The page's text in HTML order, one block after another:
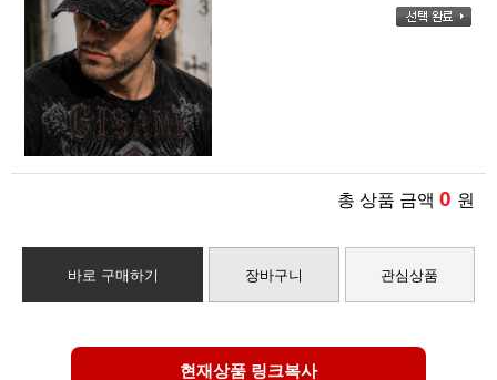
총 상품 금액 0 원
바로 구매하기 장바구니 관심상품
현재상품 링크복사